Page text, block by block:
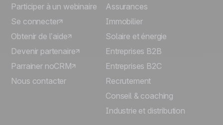
Participer à un webinaire
Se connecter
Obtenir de l’aide
Devenir partenaire
Parrainer noCRM
Nous contacter
Assurances
Immobilier
Solaire et énergie
Entreprises B2B
Entreprises B2C
Recrutement
Conseil & coaching
Industrie et distribution